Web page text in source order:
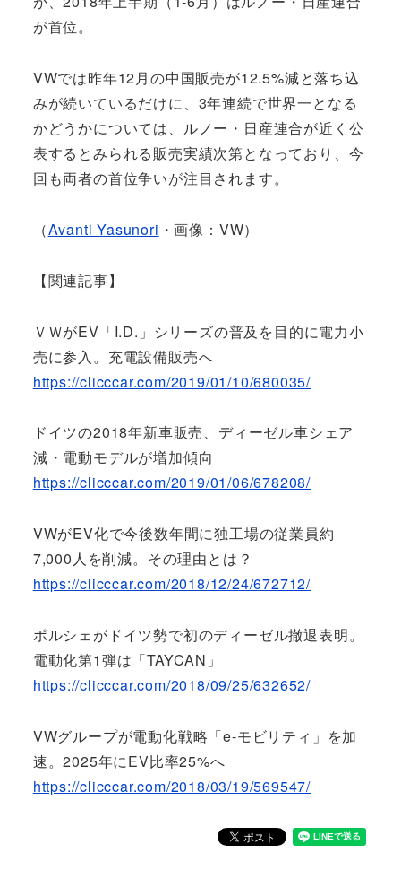
が首位。
VWでは昨年12月の中国販売が12.5%減と落ち込
みが続いているだけに、3年連続で世界一となる
かどうかについては、ルノー・日産連合が近く公
表するとみられる販売実績次第となっており、今
回も両者の首位争いが注目されます。
（Avanti Yasunori ・画像：VW）
【関連記事】
ＶＷがEV「I.D.」シリーズの普及を目的に電力小
売に参入。充電設備販売へ
https://clicccar.com/2019/01/10/680035/
ドイツの2018年新車販売、ディーゼル車シェア
減・電動モデルが増加傾向
https://clicccar.com/2019/01/06/678208/
VWがEV化で今後数年間に独工場の従業員約
7,000人を削減。その理由とは？
https://clicccar.com/2018/12/24/672712/
ポルシェがドイツ勢で初のディーゼル撤退表明。
電動化第1弾は「TAYCAN」
https://clicccar.com/2018/09/25/632652/
VWグループが電動化戦略「e-モビリティ」を加
速。2025年にEV比率25%へ
https://clicccar.com/2018/03/19/569547/